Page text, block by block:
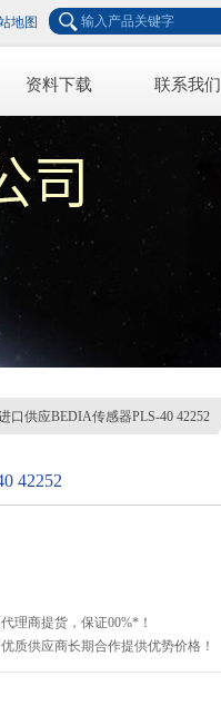
地图
资料下载 联系我们
口供应BEDIA传感器PLS-40 42252
42252
理商提货，保证00%*！
质供应商长期合作提供优势价格！